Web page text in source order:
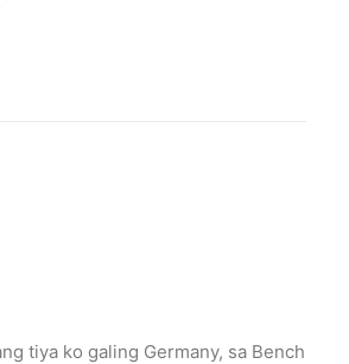
tiya ko galing Germany, sa Bench